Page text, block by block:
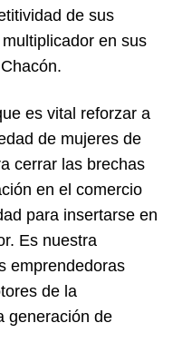
de sus
en sus
es vital reforzar a
de mujeres de
cerrar las brechas
en el comercio
para insertarse en
Es nuestra
emprendedoras
de la
generación de